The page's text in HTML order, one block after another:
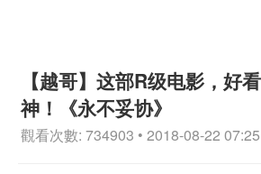
【越哥】这部R级电影，好
神！《永不妥协》
觀看次數: 734903 • 2018-08-22 07:25